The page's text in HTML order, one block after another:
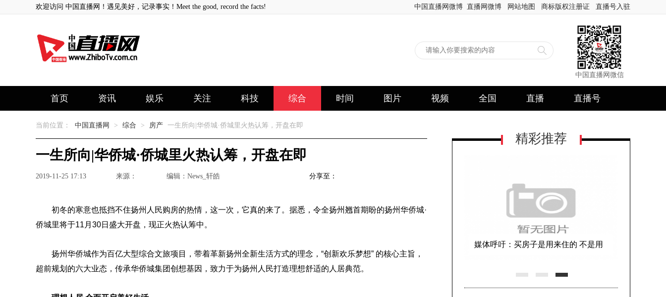
欢迎访问 中国直播网！遇见美好，记录事实！Meet the good, record the facts! 中国直播网微博 直播网微博 网站地图 商标版权注册证 直播号入驻
中国直播网微信
首页 资讯 娱乐 关注 科技 综合 时间 图片 视频 全国 直播 直播号
当前位置： 中国直播网 > 综合 > 房产 一生所向|华侨城·侨城里火热认筹，开盘在即
一生所向|华侨城·侨城里火热认筹，开盘在即
2019-11-25 17:13 来源： 编辑：News_轩皓 分享至：
初冬的寒意也抵挡不住扬州人民购房的热情，这一次，它真的来了。据悉，令全扬州翘首期盼的扬州华侨城·
侨城里将于11月30日盛大开盘，现正火热认筹中。
扬州华侨城作为百亿大型综合文旅项目，带着革新扬州全新生活方式的理念，“创新欢乐梦想” 的核心主旨，
超前规划的六大业态，传承华侨城集团创想基因，致力于为扬州人民打造理想舒适的人居典范。
精彩推荐
方明：中国人的理想住宅